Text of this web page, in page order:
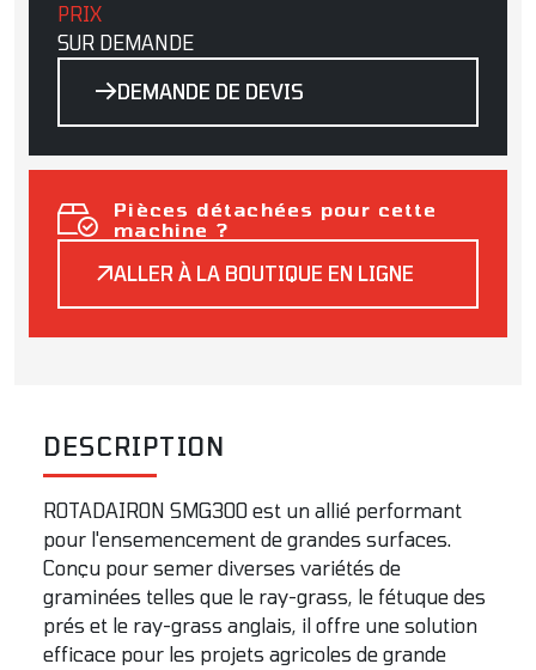
PRIX
SUR DEMANDE
DEMANDE DE DEVIS
Pièces détachées pour cette
machine ?
ALLER À LA BOUTIQUE EN LIGNE
DESCRIPTION
ROTADAIRON SMG300 est un allié performant
pour l'ensemencement de grandes surfaces.
Conçu pour semer diverses variétés de
graminées telles que le ray-grass, le fétuque des
prés et le ray-grass anglais, il offre une solution
efficace pour les projets agricoles de grande